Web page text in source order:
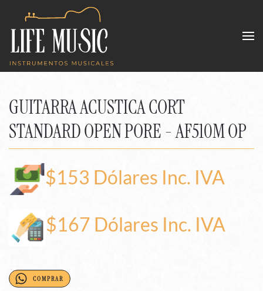
Skip to main content
GUITARRA ACUSTICA CORT
STANDARD OPEN PORE - AF510M OP
$153 Dólares Inc. IVA
$167 Dólares Inc. IVA
COMPRAR